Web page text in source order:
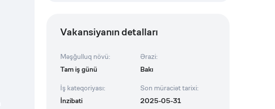
Vakansiyanın detalları
Məşğulluq növü:
Tam iş günü
Ərazi:
Bakı
İş kateqoriyası:
İnzibati
Son müraciət tarixi:
2025-05-31